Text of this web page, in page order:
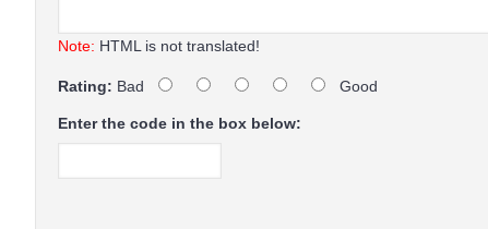
Note: HTML is not translated!
Rating: Bad Good
Enter the code in the box below: